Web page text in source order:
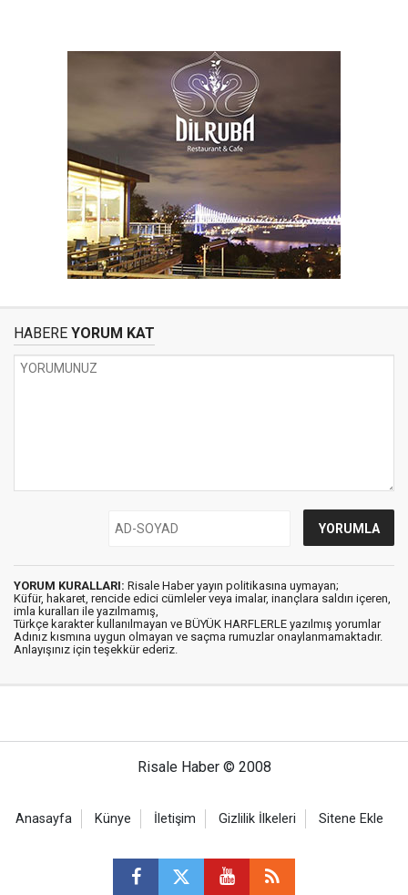
HABERE YORUM KAT
YORUM KURALLARI: Risale Haber yayın politikasına uymayan;
Küfür, hakaret, rencide edici cümleler veya imalar, inançlara saldırı içeren,
imla kuralları ile yazılmamış,
Türkçe karakter kullanılmayan ve BÜYÜK HARFLERLE yazılmış yorumlar
Adınız kısmına uygun olmayan ve saçma rumuzlar onaylanmamaktadır.
Anlayışınız için teşekkür ederiz.
Risale Haber © 2008
Anasayfa Künye İletişim Gizlilik İlkeleri Sitene Ekle